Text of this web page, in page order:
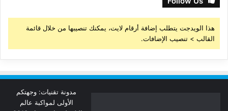
هذا الويدجت يتطلب إضافة أرقام لايت، يمكنك تنصيبها من خلال قائمة
القالب > تنصيب الإضافات.
مدونة تقنيات: وجهتكم
الأولى لمواكبة عالم